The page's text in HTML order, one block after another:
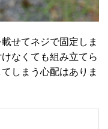
せてネジで固定しま
なくても組み立てら
しまう心配はありま